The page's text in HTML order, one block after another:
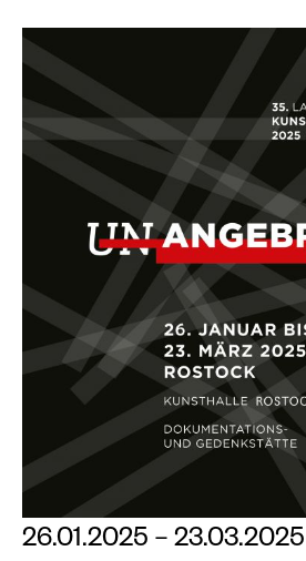
26.01.2025 – 23.03.2025